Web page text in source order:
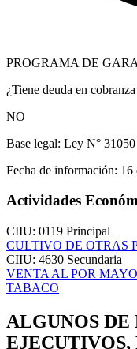
PROGRAMA DE
¿Tiene deuda en
NO
Base legal: Ley N° 31050
Fecha de información: 16
Actividades
CIIU: 0119 Principal
CULTIVO DE OTRAS
CIIU: 4630 Secundaria
VENTA AL POR
TABACO
ALGUNOS DE
EJECUTIVOS,